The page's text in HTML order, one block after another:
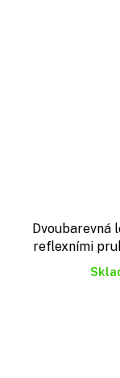
Dvoubarevná
reflexními